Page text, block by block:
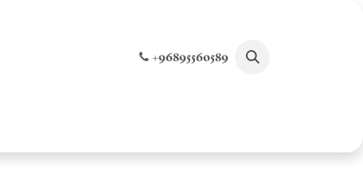
+96895560589